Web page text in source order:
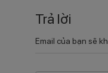
Trả lời
Email của bạn sẽ